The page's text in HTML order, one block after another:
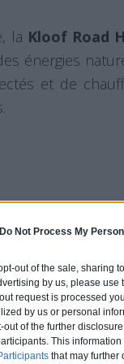
Do Not Process My
out of the sale, sharing
by us, please
request is processed
by us or personal
of the further
This
that may further
la Kloof Road
énergies
et de